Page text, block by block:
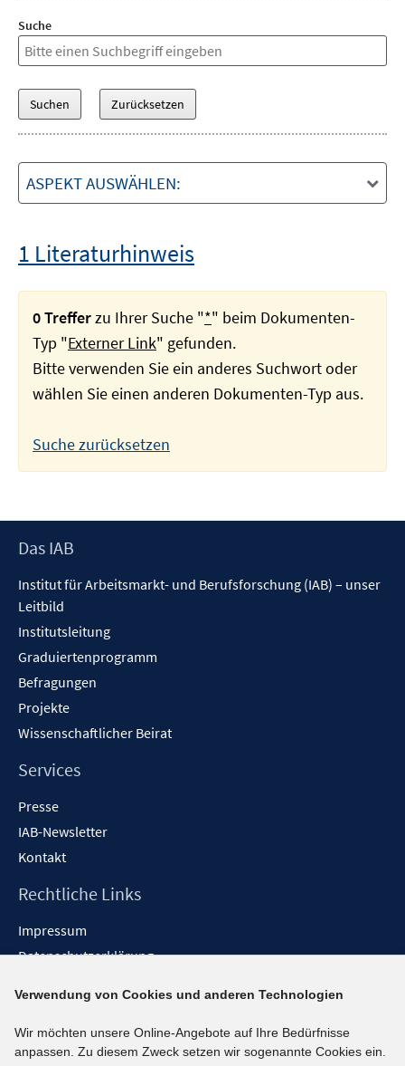
Suche
ASPEKT AUSWÄHLEN:
1 Literaturhinweis
0 Trefferzu Ihrer Suche "*" beim Dokumenten-
Typ "Externer Link" gefunden.
Bitte verwenden Sie ein anderes Suchwort oder
wählen Sie einen anderen Dokumenten-Typ aus.
Suche zurücksetzen
Footer
Das IAB
Institut für Arbeitsmarkt- und Berufsforschung (IAB) – unser
Leitbild
Institutsleitung
Graduiertenprogramm
Befragungen
Projekte
Wissenschaftlicher Beirat
Services
Presse
IAB-Newsletter
Kontakt
Rechtliche Links
Impressum
Datenschutzerklärung
Barrieren melden
Social-Media-Kanäle
Verwendung von Cookies und anderen Technologien
Wir möchten unsere Online-Angebote auf Ihre Bedürfnisse
anpassen. Zu diesem Zweck setzen wir sogenannte Cookies ein.